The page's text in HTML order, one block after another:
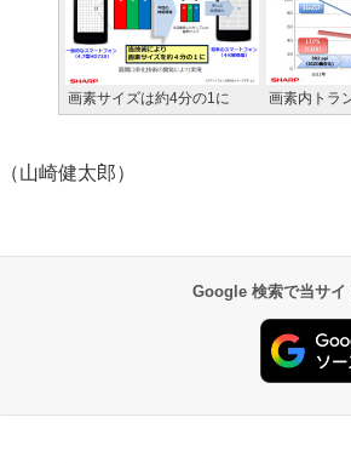
画素サイズは約4分の1に 画素内トラ
（山崎健太郎）
Google 検索で当サイ